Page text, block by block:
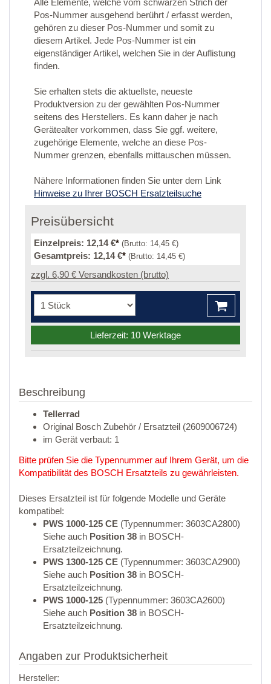
Alle Elemente, welche vom schwarzen Strich der
Pos-Nummer ausgehend berührt / erfasst werden,
gehören zu dieser Pos-Nummer und somit zu
diesem Artikel. Jede Pos-Nummer ist ein
eigenständiger Artikel, welchen Sie in der Auflistung
finden.
Sie erhalten stets die aktuellste, neueste
Produktversion zu der gewählten Pos-Nummer
seitens des Herstellers. Es kann daher je nach
Gerätealter vorkommen, dass Sie ggf. weitere,
zugehörige Elemente, welche an diese Pos-
Nummer grenzen, ebenfalls mittauschen müssen.
Nähere Informationen finden Sie unter dem Link
Hinweise zu Ihrer BOSCH Ersatzteilsuche
Preisübersicht
Einzelpreis: 12,14 €* (Brutto: 14,45 €)
Gesamtpreis: 12,14 €* (Brutto: 14,45 €)
zzgl. 6,90 € Versandkosten (brutto)
Lieferzeit: 10 Werktage
Beschreibung
Tellerrad
Original Bosch Zubehör / Ersatzteil (2609006724)
im Gerät verbaut: 1
Bitte prüfen Sie die Typennummer auf Ihrem Gerät, um die
Kompatibilität des BOSCH Ersatzteils zu gewährleisten.
Dieses Ersatzteil ist für folgende Modelle und Geräte
kompatibel:
PWS 1000-125 CE (Typennummer: 3603CA2800)
Siehe auch Position 38 in BOSCH-
Ersatzteilzeichnung.
PWS 1300-125 CE (Typennummer: 3603CA2900)
Siehe auch Position 38 in BOSCH-
Ersatzteilzeichnung.
PWS 1000-125 (Typennummer: 3603CA2600)
Siehe auch Position 38 in BOSCH-
Ersatzteilzeichnung.
Angaben zur Produktsicherheit
Hersteller: